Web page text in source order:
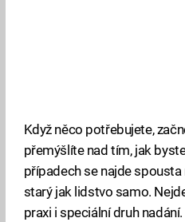
Když něco potřebujete,
přemýšlíte nad tím, jak
případech se najde
starý jak lidstvo samo.
praxi i speciální druh nadání.